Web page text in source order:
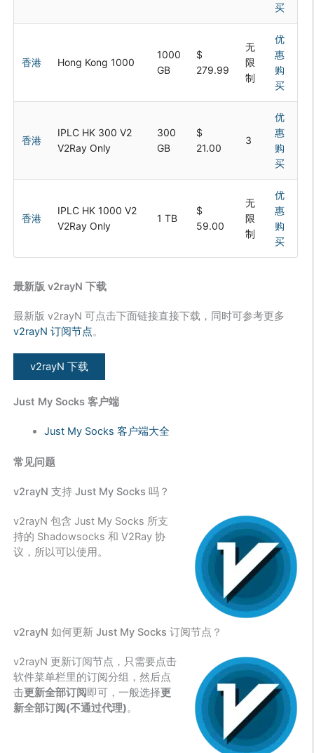
买
香港 Hong Kong 1000
1000
GB
$
279.99
无
限
制
优
惠
购
买
香港
IPLC HK 300 V2
V2Ray Only
300
GB
$
21.00
3
优
惠
购
买
香港
IPLC HK 1000 V2
V2Ray Only
1 TB
$
59.00
无
限
制
优
惠
购
买
最新版 v2rayN 下载
最新版 v2rayN 可点击下面链接直接下载，同时可参考更多
v2rayN 订阅节点。
v2rayN 下载
Just My Socks 客户端
Just My Socks 客户端大全
常见问题
v2rayN 支持 Just My Socks 吗？
v2rayN 包含 Just My Socks 所支
持的 Shadowsocks 和 V2Ray 协
议，所以可以使用。
v2rayN 如何更新 Just My Socks 订阅节点？
v2rayN 更新订阅节点，只需要点击
软件菜单栏里的订阅分组，然后点
击更新全部订阅即可，一般选择更
新全部订阅(不通过代理)。